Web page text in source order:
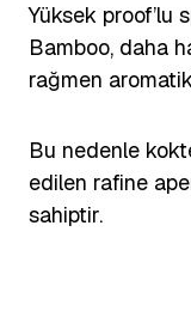
Yüksek proof’lu
Bamboo, daha
rağmen
Bu nedenle
edilen rafine
sahiptir.